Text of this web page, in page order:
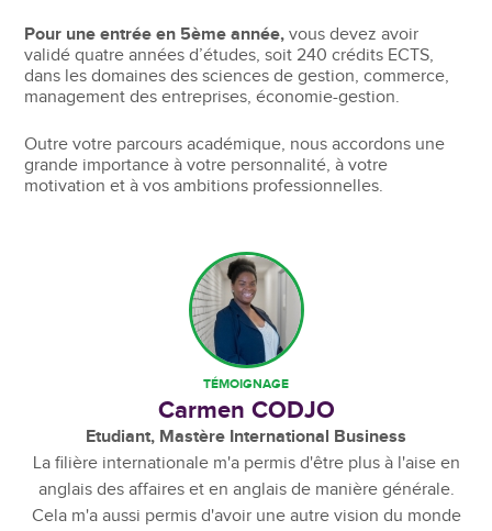
Pour une entrée en 5ème année,vous devez avoir
validé quatre années d’études, soit 240 crédits ECTS,
dans les domaines des sciences de gestion, commerce,
management des entreprises, économie-gestion.
Outre votre parcours académique, nous accordons une
grande importance à votre personnalité, à votre
motivation et à vos ambitions professionnelles.
Carmen CODJO
Etudiant, Mastère International Business
La filière internationale m'a permis d'être plus à l'aise en
anglais des affaires et en anglais de manière générale.
Cela m'a aussi permis d'avoir une autre vision du monde